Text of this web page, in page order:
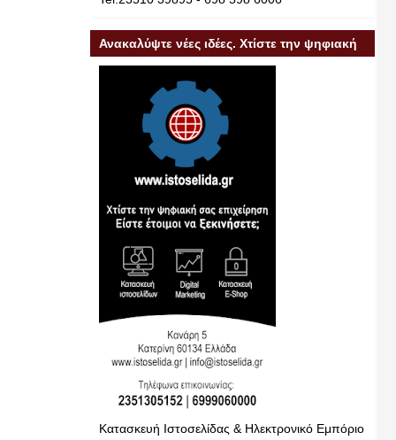
Ανακαλύψτε νέες ιδέες. Χτίστε την ψηφιακή
σας επιχείρηση
Κατασκευή Ιστοσελίδας & Ηλεκτρονικό Εμπόριο